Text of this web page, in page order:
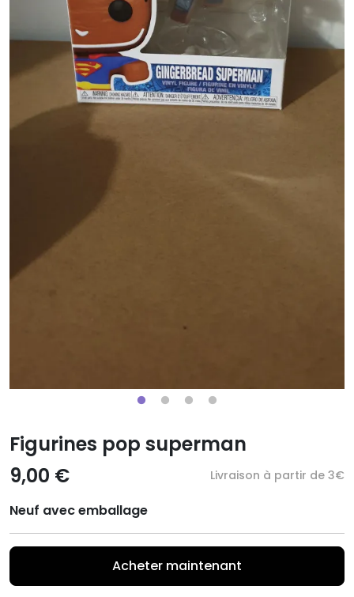
Figurines pop superman
9,00 €
Livraison à partir de 3€
Neuf avec emballage
Acheter maintenant